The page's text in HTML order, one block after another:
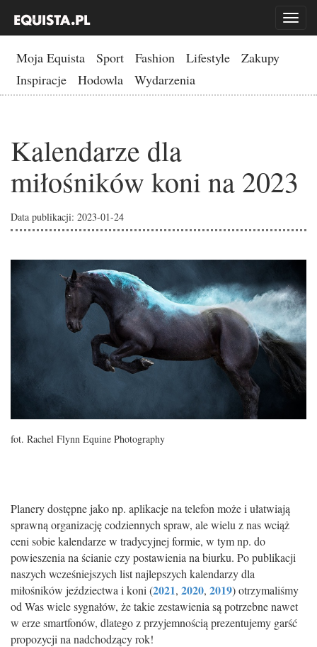
Toggle
Moja Equista Sport Fashion Lifestyle
Zakupy
Inspiracje
Hodowla Wydarzenia
Kalendarze dla
miłośników koni na 2023
Data publikacji: 2023-01-24
fot. Rachel Flynn Equine Photography
Planery dostępne jako np. aplikacje na telefon może i ułatwiają
sprawną organizację codziennych spraw, ale wielu z nas wciąż
ceni sobie kalendarze w tradycyjnej formie, w tym np. do
powieszenia na ścianie czy postawienia na biurku. Po publikacji
naszych wcześniejszych list najlepszych kalendarzy dla
miłośników jeździectwa i koni (2021, 2020, 2019) otrzymaliśmy
od Was wiele sygnałów, że takie zestawienia są potrzebne nawet
w erze smartfonów, dlatego z przyjemnością prezentujemy garść
propozycji na nadchodzący rok!